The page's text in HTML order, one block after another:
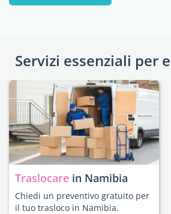
Servizi essenziali per
Traslocare in Namibia
Chiedi un preventivo gratuito per
il tuo trasloco in Namibia.